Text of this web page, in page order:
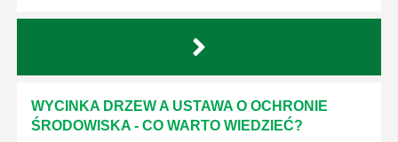
WYCINKA DRZEW A USTAWA O OCHRONIE
ŚRODOWISKA - CO WARTO WIEDZIEĆ?